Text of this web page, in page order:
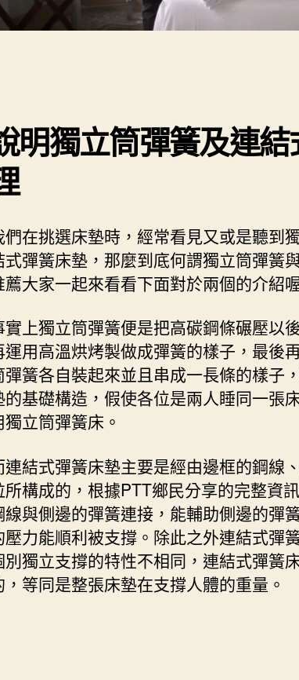
明獨立筒彈簧及連
們在挑選床墊時，經常看見又或是聽到
式彈簧床墊，那麼到底何謂獨立筒彈簧
薦大家一起來看看下面對於兩個的介紹喔
實上獨立筒彈簧便是把高碳鋼條碾壓以
運用高溫烘烤製做成彈簧的樣子，最後
彈簧各自裝起來並且串成一長條的樣子
的基礎構造，假使各位是兩人睡同一張
獨立筒彈簧床。
連結式彈簧床墊主要是經由邊框的鋼線
所構成的，根據PTT鄉民分享的完整資
線與側邊的彈簧連接，能輔助側邊的彈
壓力能順利被支撐。除此之外連結式彈
別獨立支撐的特性不相同，連結式彈簧
，等同是整張床墊在支撐人體的重量。